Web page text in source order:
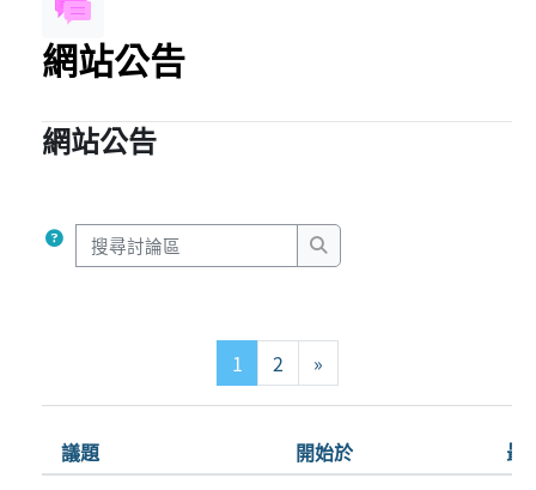
網站公告
網站公告
搜尋討論區
搜尋討論區
1第 1 頁
2第 2 頁
»下一頁
狀態
議題 開始於 最